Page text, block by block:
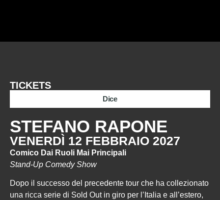
STEFANO RAPONE
VENERDÌ 12 FEBBRAIO 2027
Comico Dai Ruoli Mai Principali
Stand-Up Comedy Show
Dopo il successo del precedente tour che ha collezionato
una ricca serie di Sold Out in giro per l’Italia e all’estero,
TICKETS
Dice